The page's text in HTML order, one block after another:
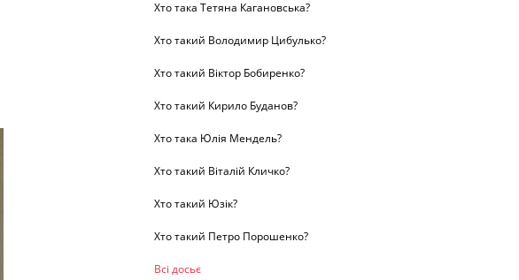
Хто така Тетяна Кагановська?
Хто такий Володимир Цибулько?
Хто такий Віктор Бобиренко?
Хто такий Кирило Буданов?
Хто така Юлія Мендель?
Хто такий Віталій Кличко?
Хто такий Юзік?
Хто такий Петро Порошенко?
Всі досьє